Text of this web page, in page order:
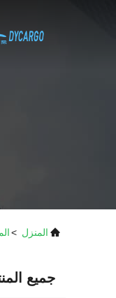
المنزل >
جميع